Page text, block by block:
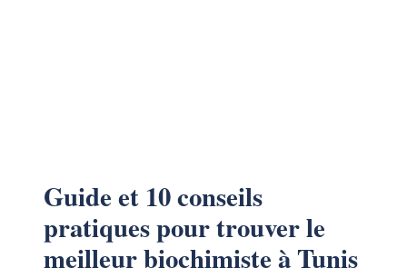
Guide et 10 conseils
pratiques pour trouver le
meilleur biochimiste à Tunis